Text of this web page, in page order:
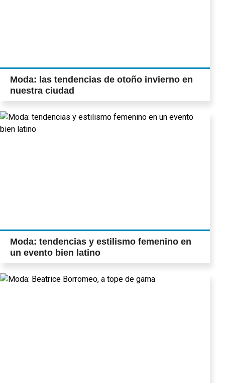
Moda: las tendencias de otoño invierno en
nuestra ciudad
Moda: tendencias y estilismo femenino en
un evento bien latino